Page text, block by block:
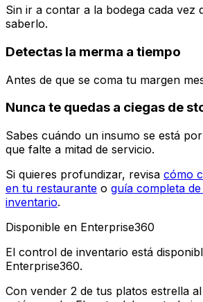
Sin ir a contar a la bodega cada vez
saberlo.
Detectas la merma a tiempo
Antes de que se coma tu margen
Nunca te quedas a ciegas de
Sabes cuándo un insumo se está
que falte a mitad de servicio.
Si quieres profundizar, revisa cómo
en tu restaurante o guía completa
inventario.
Disponible en Enterprise360
El control de inventario está
Enterprise360.
Con vender 2 de tus platos estrella